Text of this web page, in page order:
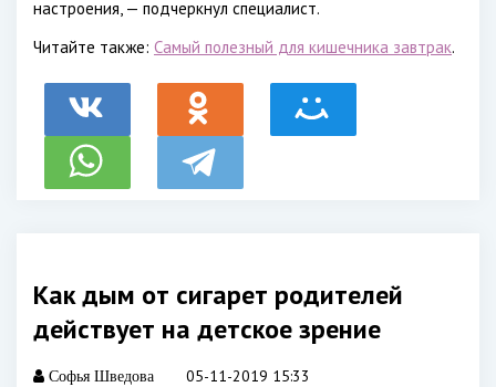
настроения, — подчеркнул специалист.
Читайте также: Самый полезный для кишечника завтрак.
Как дым от сигарет родителей
действует на детское зрение
Софья Шведова 05-11-2019 15:33